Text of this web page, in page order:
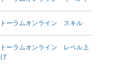
トーラムオンライン スキル
トーラムオンライン レベル上
げ